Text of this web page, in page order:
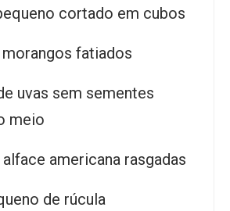
cortado em cubos
morangos fatiados
uvas sem sementes
meio
americana rasgadas
de rúcula